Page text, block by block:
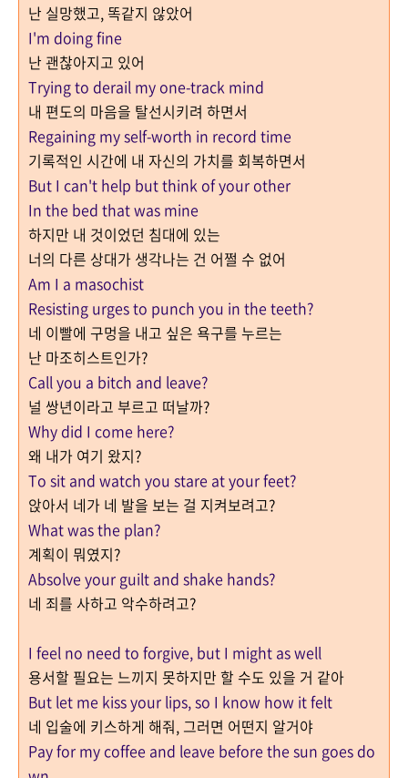
난 실망했고, 똑같지 않았어
I'm doing fine
난 괜찮아지고 있어
Trying to derail my one-track mind
내 편도의 마음을 탈선시키려 하면서
Regaining my self-worth in record time
기록적인 시간에 내 자신의 가치를 회복하면서
But I can't help but think of your other
In the bed that was mine
하지만 내 것이었던 침대에 있는
너의 다른 상대가 생각나는 건 어쩔 수 없어
Am I a masochist
Resisting urges to punch you in the teeth?
네 이빨에 구멍을 내고 싶은 욕구를 누르는
난 마조히스트인가?
Call you a bitch and leave?
널 쌍년이라고 부르고 떠날까?
Why did I come here?
왜 내가 여기 왔지?
To sit and watch you stare at your feet?
앉아서 네가 네 발을 보는 걸 지켜보려고?
What was the plan?
계획이 뭐였지?
Absolve your guilt and shake hands?
네 죄를 사하고 악수하려고?
I feel no need to forgive, but I might as well
용서할 필요는 느끼지 못하지만 할 수도 있을 거 같아
But let me kiss your lips, so I know how it felt
네 입술에 키스하게 해줘, 그러면 어떤지 알거야
Pay for my coffee and leave before the sun goes do